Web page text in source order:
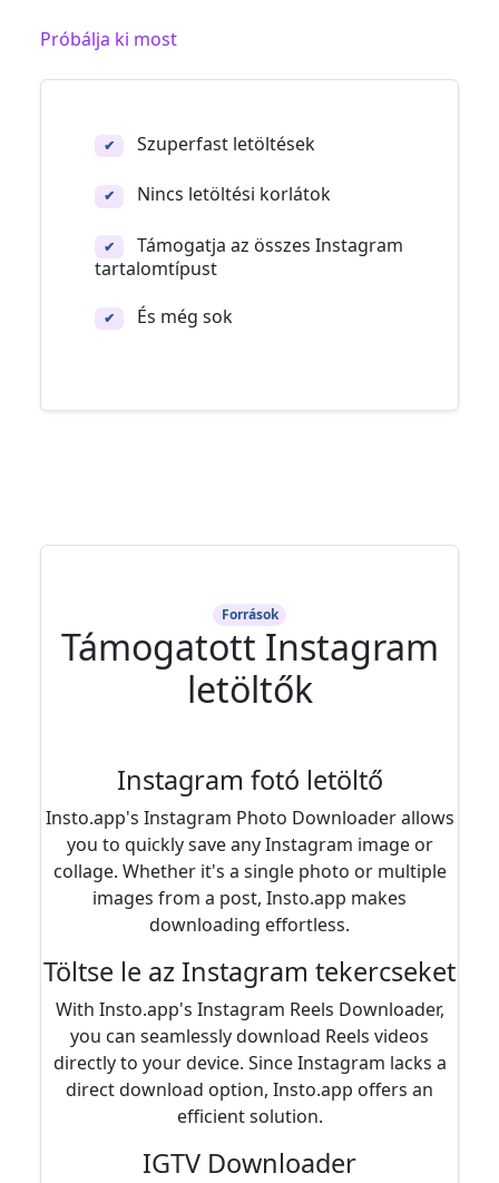
Próbálja ki most
✔ Szuperfast letöltések
✔ Nincs letöltési korlátok
✔
Támogatja az összes Instagram
tartalomtípust
✔ És még sok
Források
Támogatott Instagram
letöltők
Instagram fotó letöltő
Insto.app's Instagram Photo Downloader allows
you to quickly save any Instagram image or
collage. Whether it's a single photo or multiple
images from a post, Insto.app makes
downloading effortless.
Töltse le az Instagram tekercseket
With Insto.app's Instagram Reels Downloader,
you can seamlessly download Reels videos
directly to your device. Since Instagram lacks a
direct download option, Insto.app offers an
efficient solution.
IGTV Downloader